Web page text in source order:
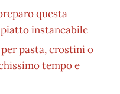
questa
instancabile
pasta, crostini o
tempo e